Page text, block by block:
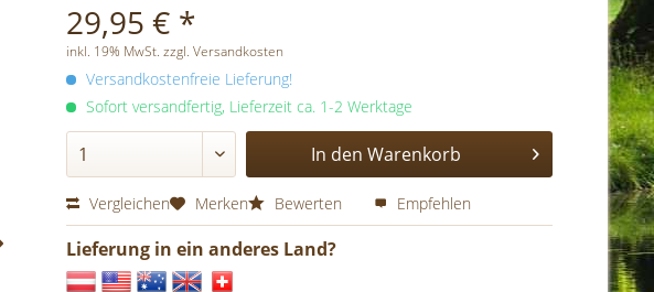
29,95 € *
inkl. 19% MwSt. zzgl. Versandkosten
Versandkostenfreie Lieferung!
Sofort versandfertig, Lieferzeit ca. 1-2 Werktage
In den Warenkorb
Vergleichen Merken Bewerten Empfehlen
Lieferung in ein anderes Land?